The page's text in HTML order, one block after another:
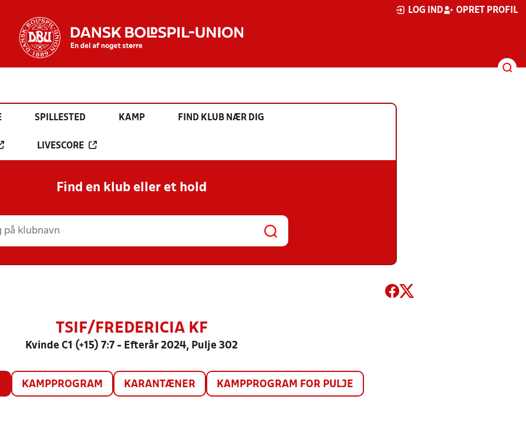
LOG IND OPRET PROFIL
SPILLESTED KAMP FIND KLUB NÆR DIG
LIVESCORE
Find en klub eller et hold
TSIF/FREDERICIA KF
Kvinde C1 (+15) 7:7 - Efterår 2024, Pulje 302
KAMPPROGRAM KARANTÆNER KAMPPROGRAM FOR PULJE